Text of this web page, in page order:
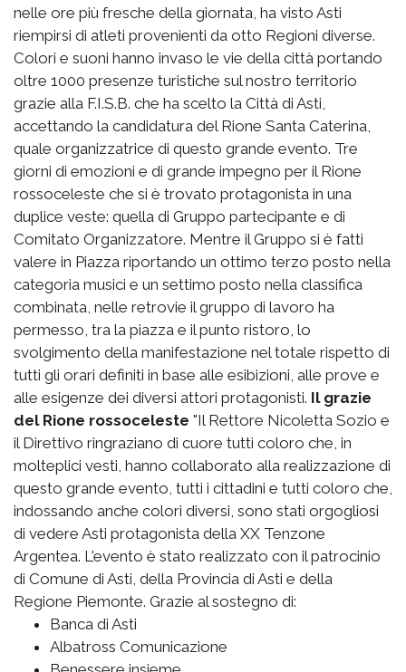
nelle ore più fresche della giornata, ha visto Asti
riempirsi di atleti provenienti da otto Regioni diverse.
Colori e suoni hanno invaso le vie della città portando
oltre 1000 presenze turistiche sul nostro territorio
grazie alla F.I.S.B. che ha scelto la Città di Asti,
accettando la candidatura del Rione Santa Caterina,
quale organizzatrice di questo grande evento. Tre
giorni di emozioni e di grande impegno per il Rione
rossoceleste che si è trovato protagonista in una
duplice veste: quella di Gruppo partecipante e di
Comitato Organizzatore. Mentre il Gruppo si è fatti
valere in Piazza riportando un ottimo terzo posto nella
categoria musici e un settimo posto nella classifica
combinata, nelle retrovie il gruppo di lavoro ha
permesso, tra la piazza e il punto ristoro, lo
svolgimento della manifestazione nel totale rispetto di
tutti gli orari definiti in base alle esibizioni, alle prove e
alle esigenze dei diversi attori protagonisti. Il grazie
del Rione rossoceleste "Il Rettore Nicoletta Sozio e
il Direttivo ringraziano di cuore tutti coloro che, in
molteplici vesti, hanno collaborato alla realizzazione di
questo grande evento, tutti i cittadini e tutti coloro che,
indossando anche colori diversi, sono stati orgogliosi
di vedere Asti protagonista della XX Tenzone
Argentea. L'evento è stato realizzato con il patrocinio
di Comune di Asti, della Provincia di Asti e della
Regione Piemonte. Grazie al sostegno di:
Banca di Asti
Albatross Comunicazione